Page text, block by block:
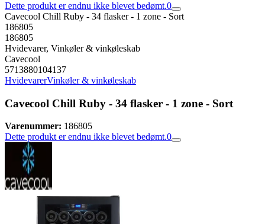
Dette produkt er endnu ikke blevet bedømt.0
Cavecool Chill Ruby - 34 flasker - 1 zone - Sort
186805
186805
Hvidevarer, Vinkøler & vinkøleskab
Cavecool
5713880104137
HvidevarerVinkøler & vinkøleskab
Cavecool Chill Ruby - 34 flasker - 1 zone - Sort
Varenummer: 186805
Dette produkt er endnu ikke blevet bedømt.0